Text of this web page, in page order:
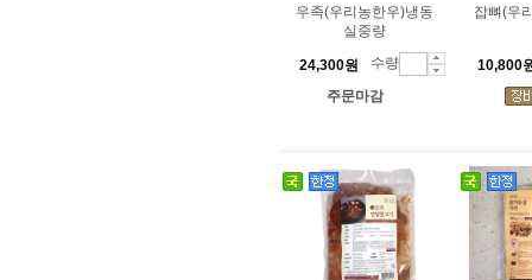
우족(우리농한우)냉동
실중량
24,300원
수량
주문마감
잡뼈(우
10,800